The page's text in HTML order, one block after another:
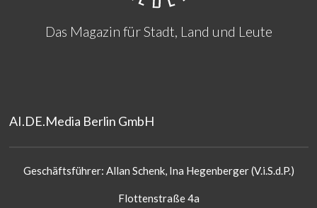
Das Magazin für Stadt, Land und Leute
AI.DE.Media Berlin GmbH
Geschäftsführer: Allan Schenk, Ina Hegenberger (V.i.S.d.P.)
Flottenstraße 4a